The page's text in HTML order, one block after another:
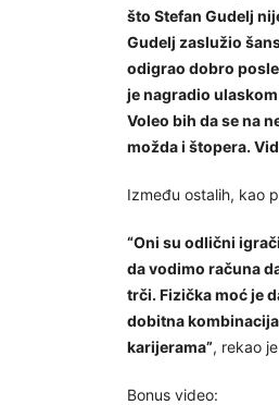
što Stefan Gudelj
Gudelj zaslužio
odigrao dobro
je nagradio
Voleo bih da se na
možda i štopera.
Između ostalih, kao
“Oni su odlični
da vodimo računa
trči. Fizička moć je
dobitna
karijerama”, rekao je
Bonus video: